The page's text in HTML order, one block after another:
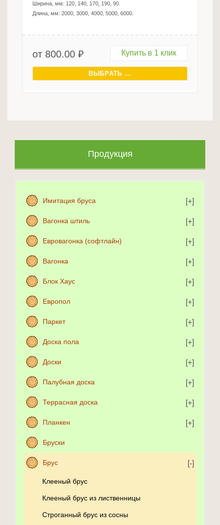
Продукция
Имитация бруса
Вагонка штиль
Евровагонка (софтлайн)
Вагонка
Блок Хаус
Европол
Паркет
Доска пола
Доски
Палубная доска
Террасная доска
Планкен
Бруски
Брус
Клееный брус
Клееный брус из лиственницы
Строганный брус из сосны
Ширина, мм: 120, 140, 170, 190, 90.
Длина, мм: 2000, 3000, 4000, 5000, 6000.
от 800.00 ₽ Купить в 1 клик
ВЫБРАТЬ ...